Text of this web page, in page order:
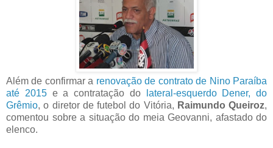
Além de confirmar a renovação de contrato de Nino Paraíba
até 2015e a contratação do
lateral-esquerdo Dener, do
Grêmio, o diretor de futebol do Vitória, Raimundo Queiroz,
comentou sobre a situação do meia Geovanni, afastado do
elenco.